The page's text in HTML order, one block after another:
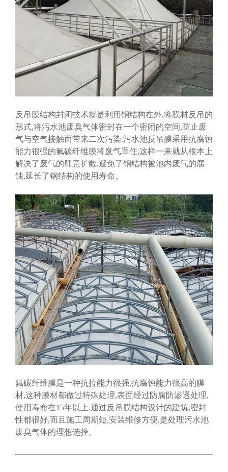
反吊膜结构封闭技术就是利用钢结构在外,将膜材反吊的
形式,将污水池废臭气体密封在一个密闭的空间,防止废
气与空气接触而带来二次污染.污水池反吊膜采用抗腐蚀
能力很强的氟碳纤维膜将废气罩住,这样一来就从根本上
解决了废气的肆意扩散,避免了钢结构被池内废气的腐
蚀,延长了钢结构的使用寿命。
氟碳纤维膜是一种抗拉能力很强,抗腐蚀能力很高的膜
材,这种膜材都做过特殊处理,表面经过防腐防渗透处理,
使用寿命在15年以上.通过反吊膜结构设计的建筑,密封
性都很好,而且施工周期短,安装维修方便,是处理污水池
废臭气体的理想选择。